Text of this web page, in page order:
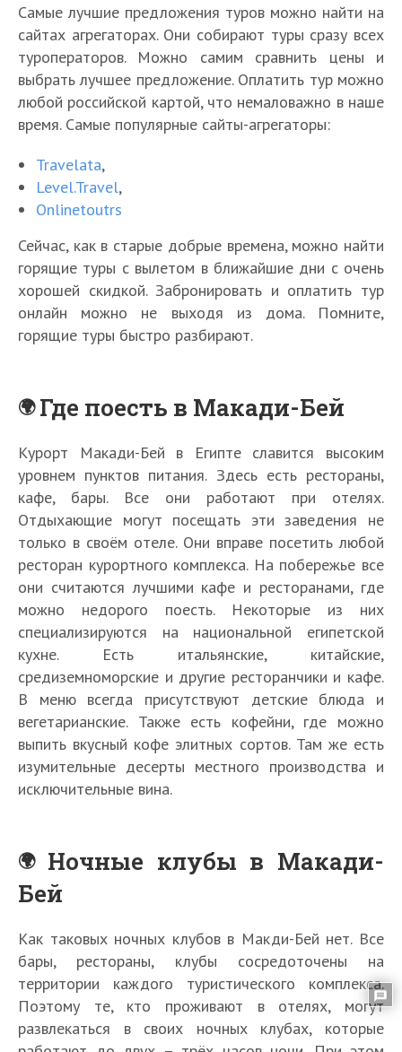
Самые лучшие предложения туров можно найти на
сайтах агрегаторах. Они собирают туры сразу всех
туроператоров. Можно самим сравнить цены и
выбрать лучшее предложение. Оплатить тур можно
любой российской картой, что немаловажно в наше
время. Самые популярные сайты-агрегаторы:
Travelata,
Level.Travel,
Onlinetoutrs
Сейчас, как в старые добрые времена, можно найти
горящие туры с вылетом в ближайшие дни с очень
хорошей скидкой. Забронировать и оплатить тур
онлайн можно не выходя из дома. Помните,
горящие туры быстро разбирают.
Где поесть в Макади-Бей
Курорт Макади-Бей в Египте славится высоким
уровнем пунктов питания. Здесь есть рестораны,
кафе, бары. Все они работают при отелях.
Отдыхающие могут посещать эти заведения не
только в своём отеле. Они вправе посетить любой
ресторан курортного комплекса. На побережье все
они считаются лучшими кафе и ресторанами, где
можно недорого поесть. Некоторые из них
специализируются на национальной египетской
кухне. Есть итальянские, китайские,
средиземноморские и другие ресторанчики и кафе.
В меню всегда присутствуют детские блюда и
вегетарианские. Также есть кофейни, где можно
выпить вкусный кофе элитных сортов. Там же есть
изумительные десерты местного производства и
исключительные вина.
Ночные клубы в Макади-
Бей
Как таковых ночных клубов в Макди-Бей нет. Все
бары, рестораны, клубы сосредоточены на
территории каждого туристического комплекса.
Поэтому те, кто проживают в отелях, могут
развлекаться в своих ночных клубах, которые